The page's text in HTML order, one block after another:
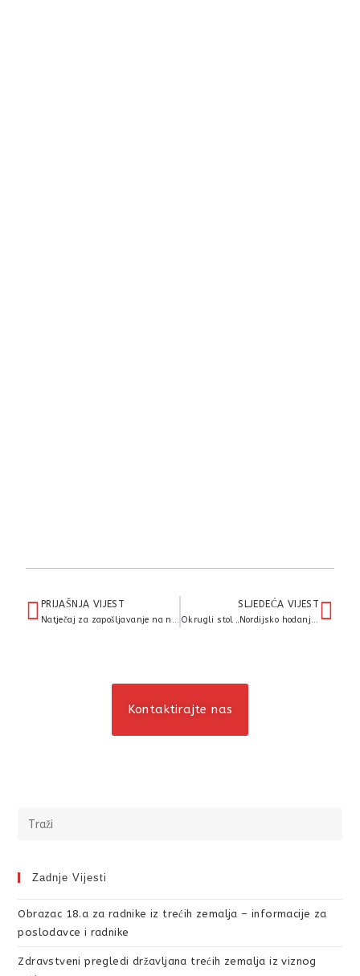
PRIJAŠNJA VIJEST
Natječaj za zapošljavanje na neodređeno vrijeme i upućivanje na specijalizaciju
SLJEDEĆA VIJEST
Okrugli stol „Nordijsko hodanje – put do zdravlja i unapređenja kvalitete života“ održan je 26.11.2024. godine u Riznici Međimurja Čakovec
Kontaktirajte nas
Zadnje Vijesti
Obrazac 18.a za radnike iz trećih zemalja – informacije za
poslodavce i radnike
Zdravstveni pregledi državljana trećih zemalja iz viznog